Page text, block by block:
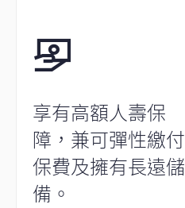
享有高額人壽保
障，兼可彈性繳付
保費及擁有長遠儲
備。